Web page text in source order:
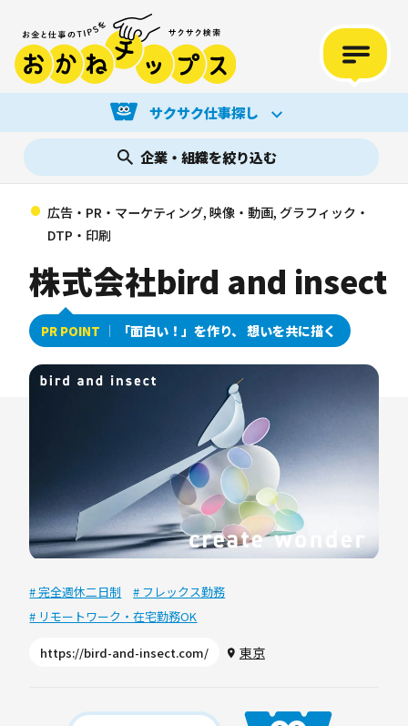
サクサク仕事探し
企業・組織を絞り込む
広告・PR・マーケティング, 映像・動画, グラフィック・
DTP・印刷
株式会社bird and insect
PR POINT 「面白い！」を作り、 想いを共に描く
# 完全週休二日制
# フレックス勤務
# リモートワーク・在宅勤務OK
https://bird-and-insect.com/ 東京